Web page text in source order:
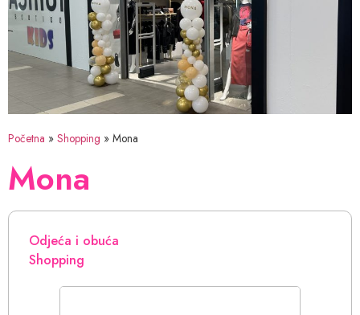
Početna » Shopping » Mona
Mona
Odjeća i obuća
Shopping